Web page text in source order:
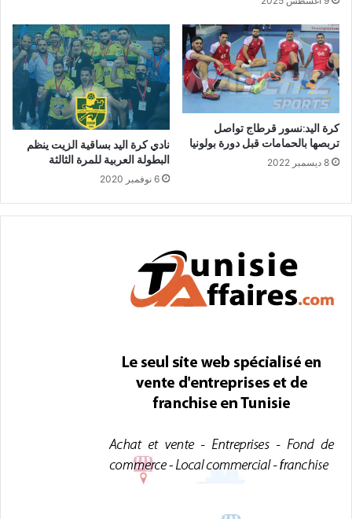
كرة اليد:نسور قرطاج تواصل
تربصها بالحمامات قبل دورة بولونيا
8 ديسمبر 2022
نادي كرة اليد بساقية الزيت ينظم
البطولة العربية للمرة الثالثة
6 نوفمبر 2020